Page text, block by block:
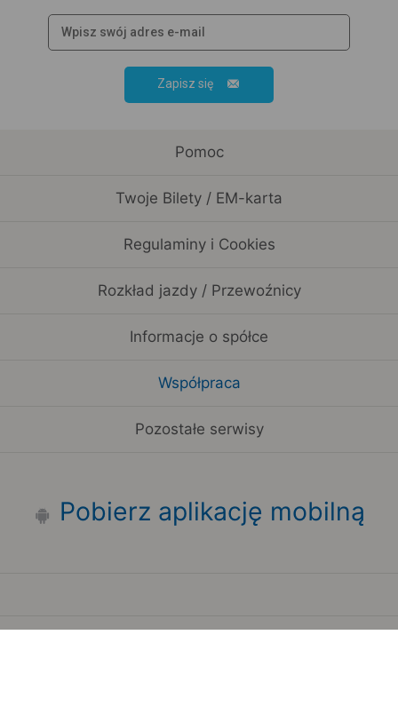
Zapisz się
Pomoc
Twoje Bilety / EM-karta
Regulaminy i Cookies
Rozkład jazdy / Przewoźnicy
Informacje o spółce
Współpraca
Pozostałe serwisy
Pobierz aplikację mobilną